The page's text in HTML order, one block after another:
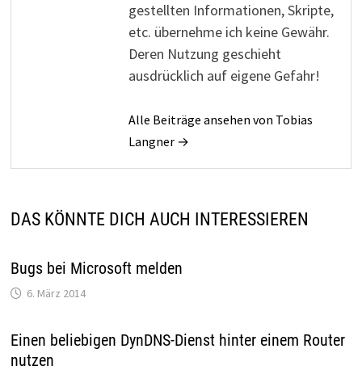
gestellten Informationen, Skripte,
etc. übernehme ich keine Gewähr.
Deren Nutzung geschieht
ausdrücklich auf eigene Gefahr!
Alle Beiträge ansehen von Tobias
Langner →
DAS KÖNNTE DICH AUCH INTERESSIEREN
Bugs bei Microsoft melden
6. März 2014
Einen beliebigen DynDNS-Dienst hinter einem Router
nutzen